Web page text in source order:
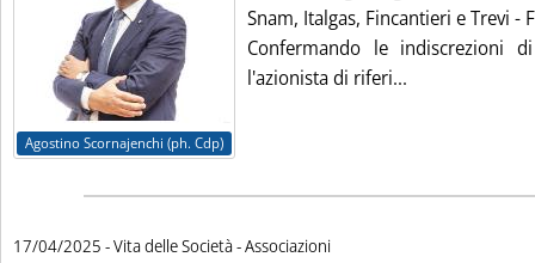
Agostino Scornajenchi (ph. Cdp)
Snam, Italgas, Fincantieri e Trevi -
Confermando le indiscrezioni
l'azionista di riferi...
17/04/2025 - Vita delle Società - Associazioni